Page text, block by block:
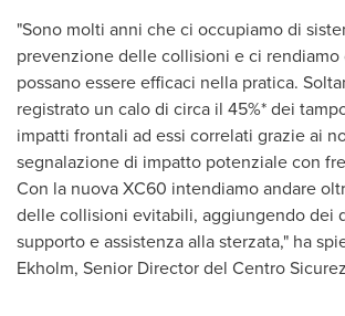
"Sono molti anni che ci occupiamo di
prevenzione delle collisioni e ci
possano essere efficaci nella pratica.
registrato un calo di circa il 45%* dei
impatti frontali ad essi correlati grazie ai
segnalazione di impatto potenziale con
Con la nuova XC60 intendiamo andare
delle collisioni evitabili, aggiungendo dei
supporto e assistenza alla sterzata," ha
Ekholm, Senior Director del Centro